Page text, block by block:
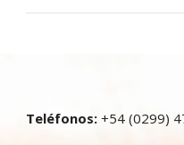
Teléfonos: +54 (0299)